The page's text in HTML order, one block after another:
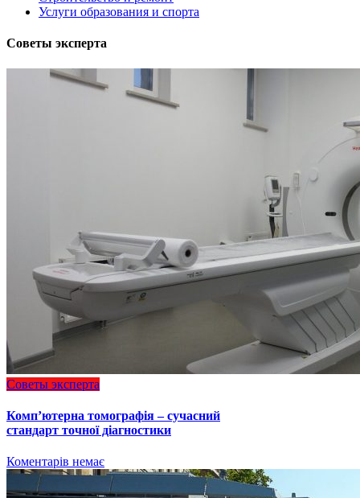
Услуги образования и спорта
Советы эксперта
Советы эксперта
Комп’ютерна томографія – сучасний
стандарт точної діагностики
Коментарів немає